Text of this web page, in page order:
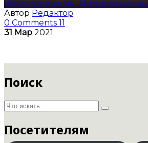
«Красота земная: Мир женщины»
Автор Редактор
0 Comments 11
31 Мар 2021
Поиск
Посетителям